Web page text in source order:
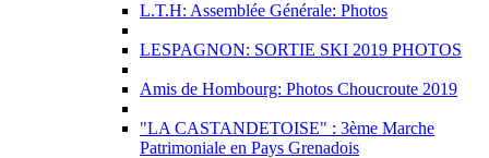
L.T.H: Assemblée Générale: Photos
LESPAGNON: SORTIE SKI 2019 PHOTOS
Amis de Hombourg: Photos Choucroute 2019
"LA CASTANDETOISE" : 3ème Marche
Patrimoniale en Pays Grenadois